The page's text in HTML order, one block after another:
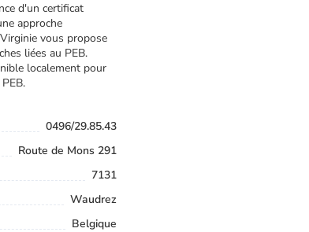
d'un certificat
approche
vous propose
liées au PEB.
localement pour
0496/29.85.43
Route de Mons 291
7131
Waudrez
Belgique